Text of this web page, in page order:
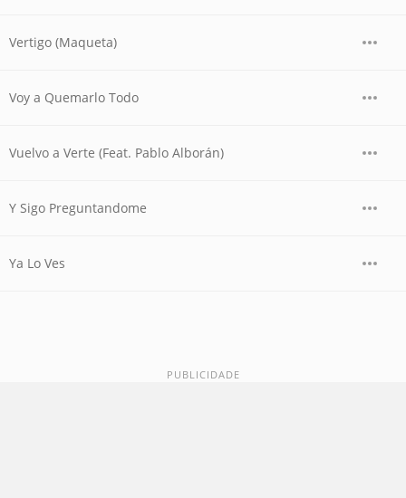
Vertigo (Maqueta)
Voy a Quemarlo Todo
Vuelvo a Verte (Feat. Pablo Alborán)
Y Sigo Preguntandome
Ya Lo Ves